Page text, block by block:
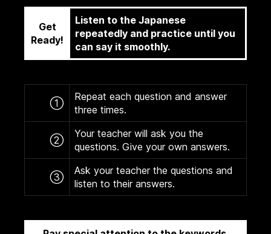
Get
Ready!
Listen to the Japanese
repeatedly and practice until you
can say it smoothly.
①
Repeat each question and answer
three times.
②
Your teacher will ask you the
questions. Give your own answers.
③
Ask your teacher the questions and
listen to their answers.